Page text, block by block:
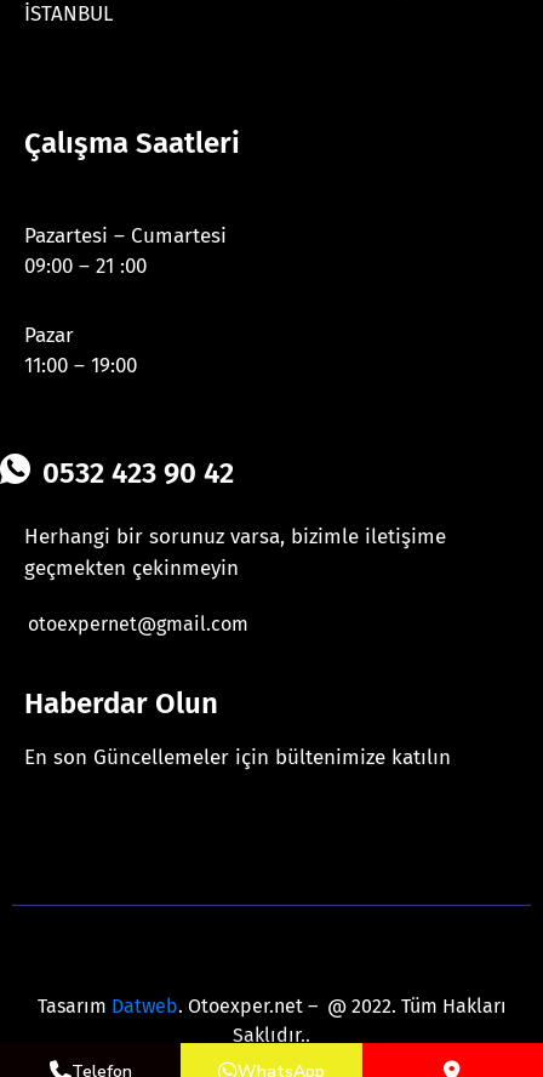
İSTANBUL
Çalışma Saatleri
Pazartesi – Cumartesi
09:00 – 21 :00
Pazar
11:00 – 19:00
0532 423 90 42
Herhangi bir sorunuz varsa, bizimle iletişime
geçmekten çekinmeyin
otoexpernet@gmail.com
Haberdar Olun
En son Güncellemeler için bültenimize katılın
Tasarım Datweb. Otoexper.net – @ 2022. Tüm Hakları
Saklıdır..
Telefon
WhatsApp